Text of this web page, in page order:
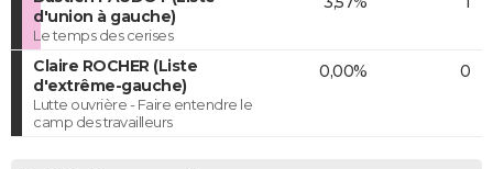
d'union à gauche)
Le temps des cerises
Claire ROCHER (Liste
d'extrême-gauche)
Lutte ouvrière - Faire entendre le
camp des travailleurs
0,00% 0